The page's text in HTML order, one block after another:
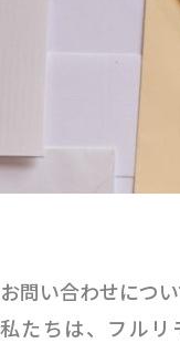
お問い合わせにつ
私たちは、フルリ